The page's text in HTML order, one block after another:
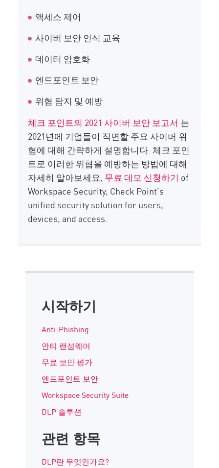
액세스 제어
사이버 보안 인식 교육
데이터 암호화
엔드포인트 보안
위협 탐지 및 예방
체크 포인트의 2021 사이버 보안 보고서 는
2021년에 기업들이 직면할 주요 사이버 위
협에 대해 간략하게 설명합니다. 체크 포인
트로 이러한 위협을 예방하는 방법에 대해
자세히 알아보세요, 무료 데모 신청하기 of
Workspace Security, Check Point’s
unified security solution for users,
devices, and access.
시작하기
Anti-Phishing
안티 랜섬웨어
무료 보안 평가
엔드포인트 보안
Workspace Security Suite
DLP 솔루션
관련 항목
DLP란 무엇인가요?